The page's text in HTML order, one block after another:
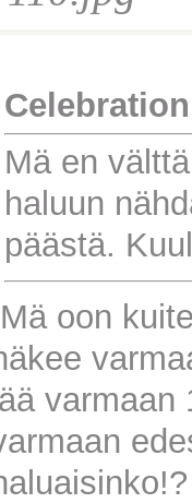
Mä en
haluun
päästä.
Mä oon
varmaan